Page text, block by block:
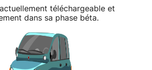
téléchargeable et
dans sa phase béta.